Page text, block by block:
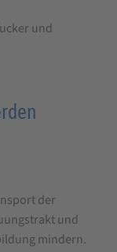
und
der
und
mindern.